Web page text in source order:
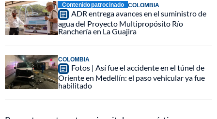
Contenido patrocinado COLOMBIA
ADR entrega avances en el suministro de
agua del Proyecto Multipropósito Río
Ranchería en La Guajira
COLOMBIA
Fotos | Así fue el accidente en el túnel de
Oriente en Medellín: el paso vehicular ya fue
habilitado